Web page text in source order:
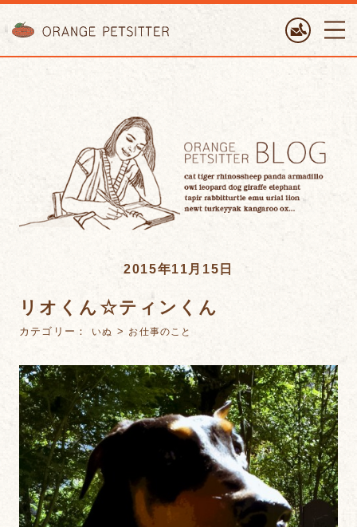
2015年11月15日
リオくん☆ティンくん
カテゴリー： いぬ > お仕事のこと